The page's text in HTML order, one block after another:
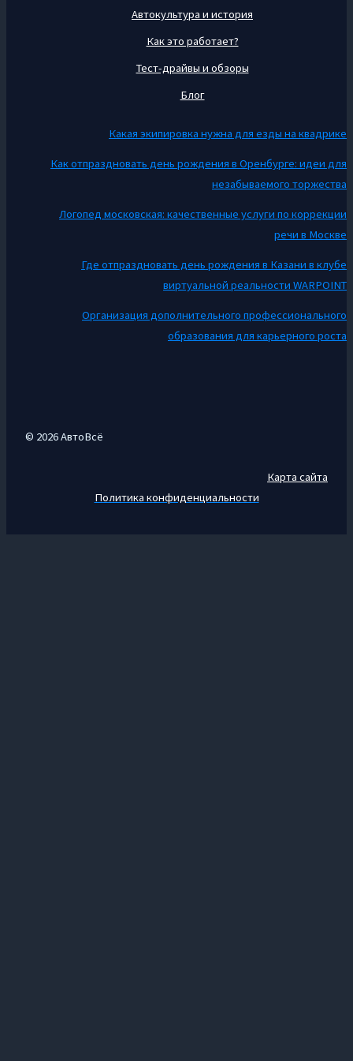
Автокультура и история
Как это работает?
Тест-драйвы и обзоры
Блог
Какая экипировка нужна для езды на квадрике
Как отпраздновать день рождения в Оренбурге: идеи для
незабываемого торжества
Логопед московская: качественные услуги по коррекции
речи в Москве
Где отпраздновать день рождения в Казани в клубе
виртуальной реальности WARPOINT
Организация дополнительного профессионального
образования для карьерного роста
© 2026 АвтоВсё
Карта сайта
Политика конфиденциальности